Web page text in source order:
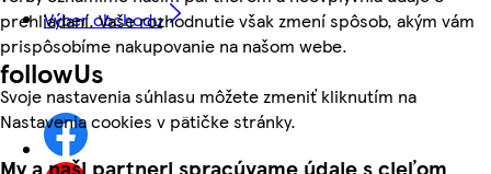
prehliadaní. Vaše rozhodnutie však zmení spôsob, akým vám
prispôsobíme nakupovanie na našom webe.
Svoje nastavenia súhlasu môžete zmeniť kliknutím na
Nastavenia cookies v pätičke stránky.
Výber obchodu
followUs